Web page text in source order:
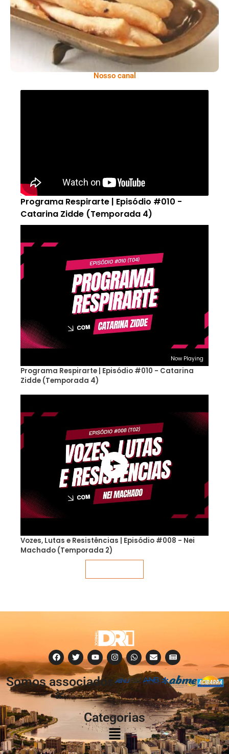
Nosso canal
Programa Respirarte | Episódio #010 -
Catarina Zidde (Temporada 4)
Now Playing
Programa Respirarte | Episódio #010 - Catarina
Zidde (Temporada 4)
Vozes, Lutas e Resistências | Episódio #008 - Nei
Machado (Temporada 2)
Somos associados
à:
Categorias